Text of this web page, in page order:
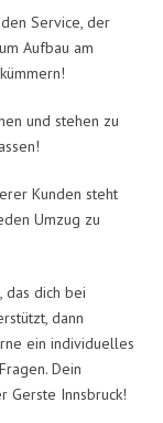
Service, der
Aufbau am
und stehen zu
Kunden steht
Umzug zu
das dich bei
dann
ein individuelles
Dein
Gerste Innsbruck!